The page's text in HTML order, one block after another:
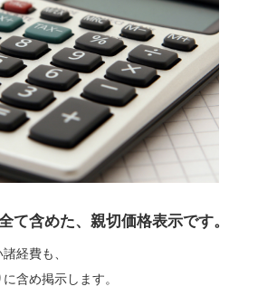
含めた、親切価格表示です。
経費も、
含め掲示します。